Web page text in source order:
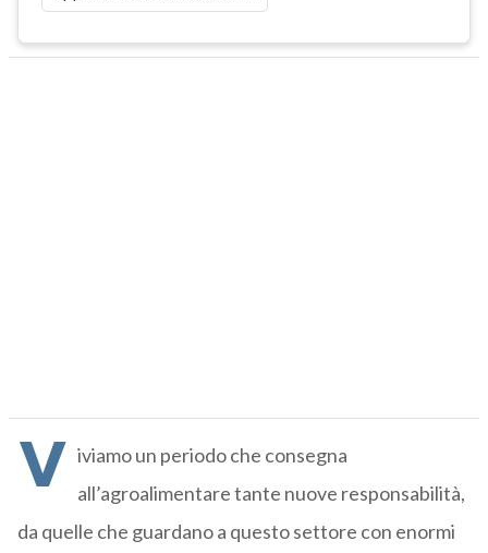
V iviamo un periodo che consegna
all’agroalimentare tante nuove responsabilità,
da quelle che guardano a questo settore con enormi